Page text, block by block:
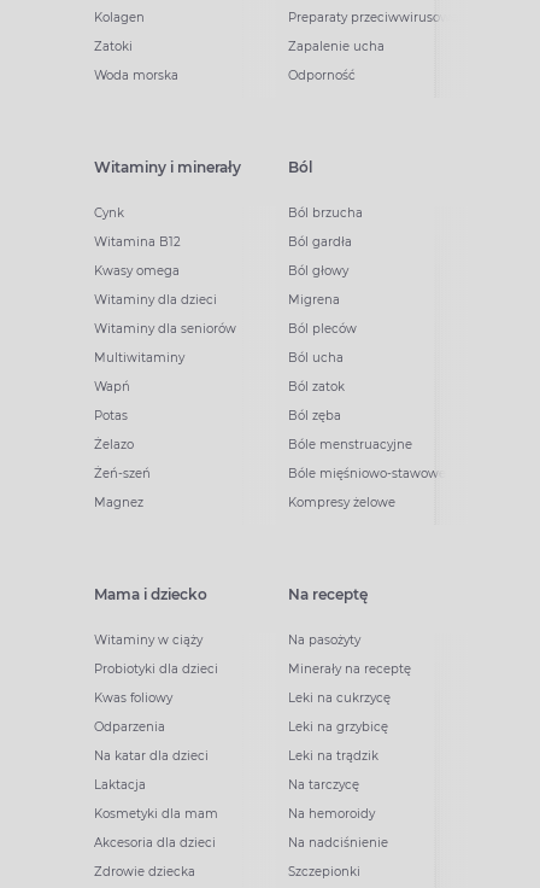
Kolagen
Zatoki
Woda morska
Preparaty przeciwwirusowe
Zapalenie ucha
Odporność
Witaminy i minerały
Cynk
Witamina B12
Kwasy omega
Witaminy dla dzieci
Witaminy dla seniorów
Multiwitaminy
Wapń
Potas
Żelazo
Żeń-szeń
Magnez
Ból
Ból brzucha
Ból gardła
Ból głowy
Migrena
Ból pleców
Ból ucha
Ból zatok
Ból zęba
Bóle menstruacyjne
Bóle mięśniowo-stawowe
Kompresy żelowe
Mama i dziecko
Witaminy w ciąży
Probiotyki dla dzieci
Kwas foliowy
Odparzenia
Na katar dla dzieci
Laktacja
Kosmetyki dla mam
Akcesoria dla dzieci
Zdrowie dziecka
Na receptę
Na pasożyty
Minerały na receptę
Leki na cukrzycę
Leki na grzybicę
Leki na trądzik
Na tarczycę
Na hemoroidy
Na nadciśnienie
Szczepionki